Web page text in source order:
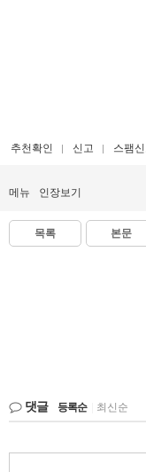
추천확인 신고 스팸
메뉴 인장보기
목록 본문
댓글 등록순 최신순